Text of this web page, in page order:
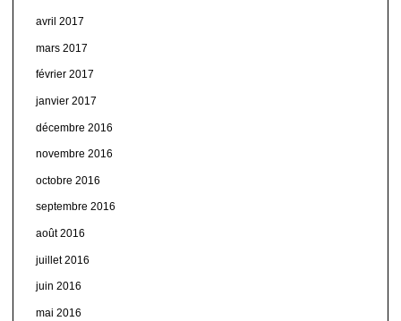
avril 2017
mars 2017
février 2017
janvier 2017
décembre 2016
novembre 2016
octobre 2016
septembre 2016
août 2016
juillet 2016
juin 2016
mai 2016